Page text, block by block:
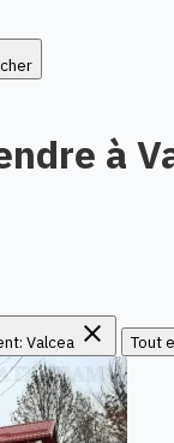
à
Valcea close Tout